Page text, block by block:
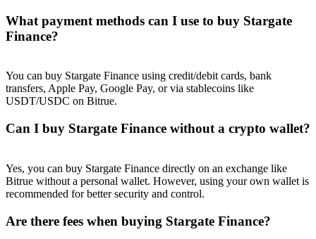
What payment methods can I use to buy Stargate
Finance?
You can buy Stargate Finance using credit/debit cards, bank
transfers, Apple Pay, Google Pay, or via stablecoins like
USDT/USDC on Bitrue.
Can I buy Stargate Finance without a crypto wallet?
Yes, you can buy Stargate Finance directly on an exchange like
Bitrue without a personal wallet. However, using your own wallet is
recommended for better security and control.
Are there fees when buying Stargate Finance?